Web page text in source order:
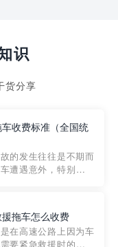
识
货分享
收费标准（全国统
的发生往往是不期而
遭遇意外，特别是在
救援拖车的收费标
服务时应注...
拖车怎么收费
在高速公路上因为车
要紧急救援时的必备